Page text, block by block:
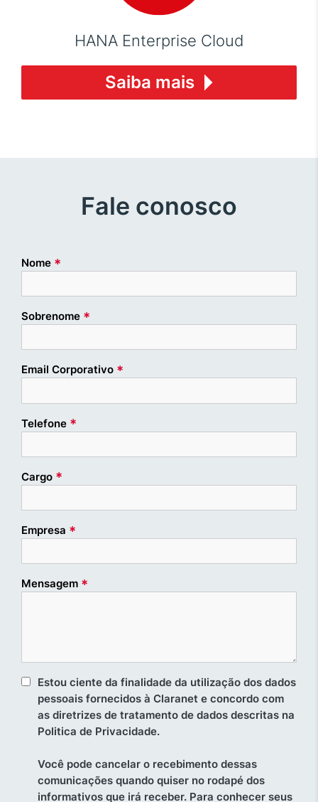
HANA Enterprise Cloud
Saiba mais
Fale conosco
Nome *
Sobrenome *
Email Corporativo *
Telefone *
Cargo *
Empresa *
Mensagem *
Estou ciente da finalidade da utilização dos dados
pessoais fornecidos à Claranet e concordo com
as diretrizes de tratamento de dados descritas na
Politica de Privacidade.
Você pode cancelar o recebimento dessas
comunicações quando quiser no rodapé dos
informativos que irá receber. Para conhecer seus